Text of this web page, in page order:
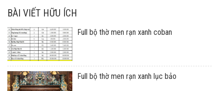
BÀI VIẾT HỮU ÍCH
Full bộ thờ men rạn xanh coban
Full bộ thờ men rạn xanh lục bảo